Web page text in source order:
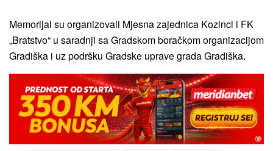
Memorijal su organizovali Mjesna zajednica Kozinci i FK
„Bratstvo“ u saradnji sa Gradskom boračkom organizacijom
Gradiška i uz podršku Gradske uprave grada Gradiška.